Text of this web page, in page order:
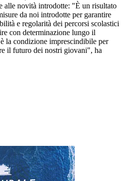
alle novità introdotte: "È un risultato
da noi introdotte per garantire
e regolarità dei percorsi scolastici
con determinazione lungo il
è la condizione imprescindibile per
il futuro dei nostri giovani", ha